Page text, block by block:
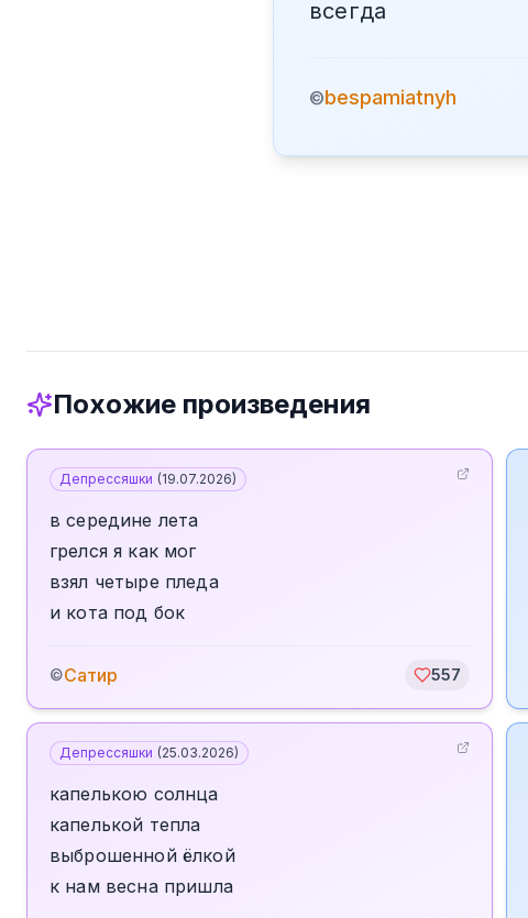
всегда
©bespamiatnyh
Похожие произведения
Депрессяшки (19.07.2026)
в середине лета
грелся я как мог
взял четыре пледа
и кота под бок
©Сатир 557
Депрессяшки (25.03.2026)
капелькою солнца
капелькой тепла
выброшенной ёлкой
к нам весна пришла